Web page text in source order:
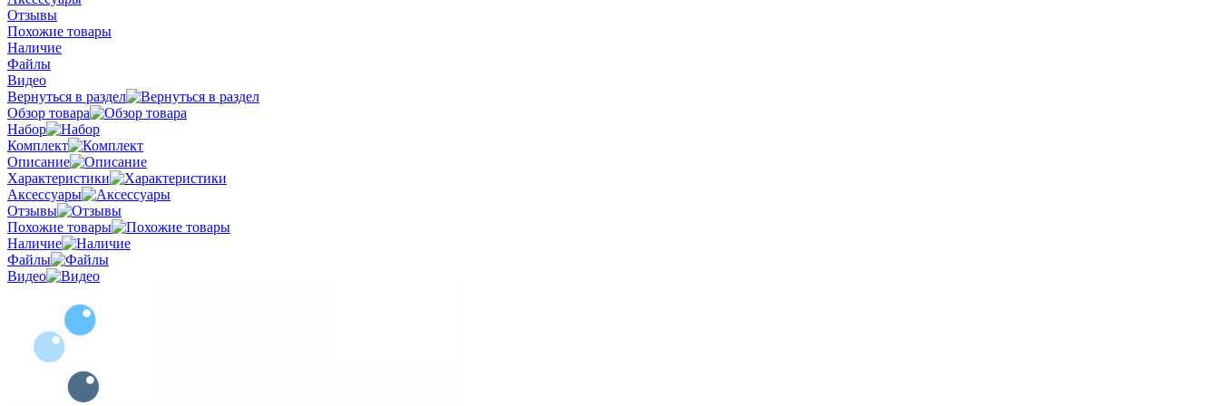
Отзывы
Похожие товары
Наличие
Файлы
Видео
Вернуться в раздел
Обзор товара
Набор
Комплект
Описание
Характеристики
Аксессуары
Отзывы
Похожие товары
Наличие
Файлы
Видео